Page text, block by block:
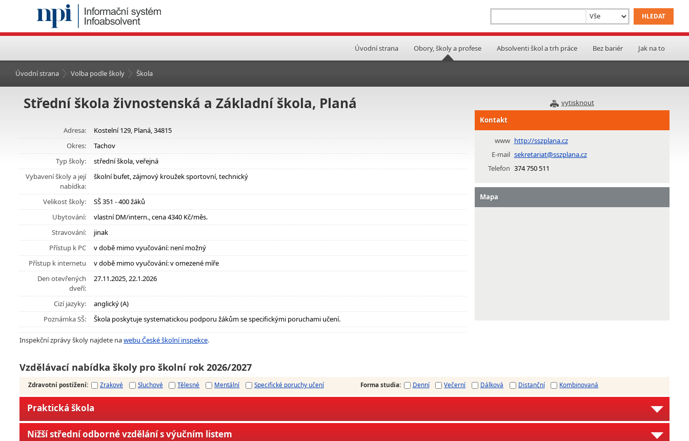
Úvodní strana Obory, školy a profese Absolventi škol a trh práce Bez bariér Jak na to
Úvodní strana Volba podle školy Škola
vytisknout
Střední škola živnostenská a Základní škola, Planá
Adresa:
Kostelní 129, Planá, 34815
Okres:
Tachov
Typ školy:
střední škola, veřejná
Vybavení školy a její
nabídka:
školní bufet, zájmový kroužek sportovní, technický
Velikost školy:
SŠ 351 - 400 žáků
Ubytování:
vlastní DM/intern., cena 4340 Kč/měs.
Stravování:
jinak
Přístup k PC
v době mimo vyučování: není možný
Přístup k internetu
v době mimo vyučování: v omezené míře
Den otevřených
dveří:
27.11.2025, 22.1.2026
Cizí jazyky:
anglický (A)
Poznámka SŠ:
Škola poskytuje systematickou podporu žákům se specifickými poruchami učení.
Inspekční zprávy školy najdete nawebu České školní inspekce.
Kontakt
www http://sszplana.cz
E-mail sekretariat@sszplana.cz
Telefon 374 750 511
Mapa
Vzdělávací nabídka školy pro školní rok 2026/2027
Zdravotní postižení: Zrakové Sluchové Tělesné Mentální Specifické poruchy učení Forma studia: Denní Večerní Dálková Distanční Kombinovaná
Praktická škola
Nižší střední odborné vzdělání s výučním listem